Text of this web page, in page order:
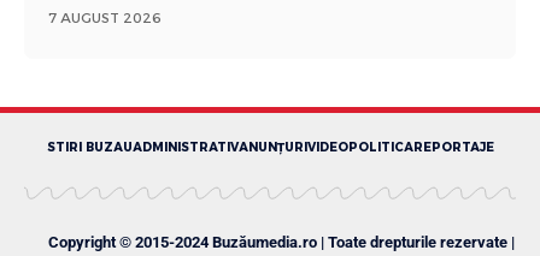
7 AUGUST 2026
STIRI BUZAUADMINISTRATIVANUNȚURI VIDEOPOLITICAREPORTAJE
Copyright © 2015-2024 Buzăumedia.ro | Toate drepturile rezervate |